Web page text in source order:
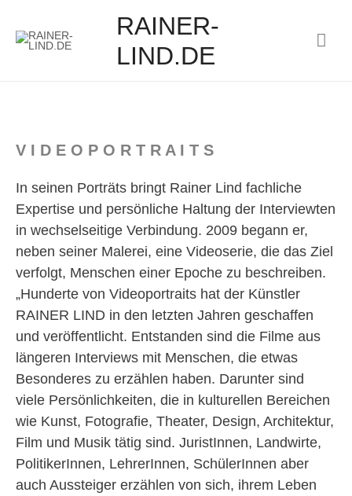
RAINER-
LIND.DE
V I D E O P O R T R A I T S
In seinen Porträts bringt Rainer Lind fachliche
Expertise und persönliche Haltung der Interviewten
in wechselseitige Verbindung. 2009 begann er,
neben seiner Malerei, eine Videoserie, die das Ziel
verfolgt, Menschen einer Epoche zu beschreiben.
„Hunderte von Videoportraits hat der Künstler
RAINER LIND in den letzten Jahren geschaffen
und veröffentlicht. Entstanden sind die Filme aus
längeren Interviews mit Menschen, die etwas
Besonderes zu erzählen haben. Darunter sind
viele Persönlichkeiten, die in kulturellen Bereichen
wie Kunst, Fotografie, Theater, Design, Architektur,
Film und Musik tätig sind. JuristInnen, Landwirte,
PolitikerInnen, LehrerInnen, SchülerInnen aber
auch Aussteiger erzählen von sich, ihrem Leben